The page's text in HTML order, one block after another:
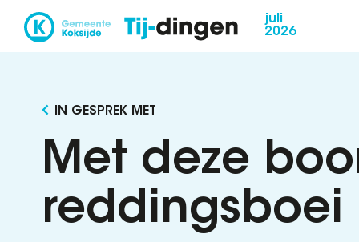
Overslaan
juli
2026
IN GESPREK MET
Met deze
reddingsboei